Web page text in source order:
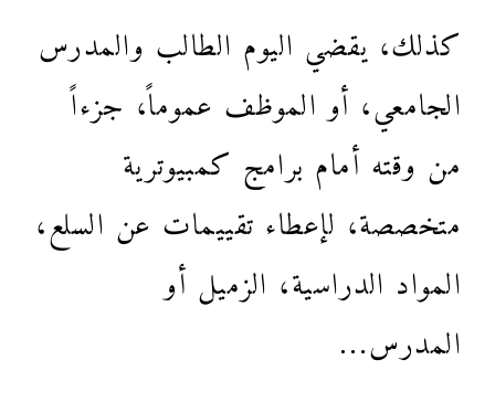
كذلك، يقضي اليوم الطالب والمدرس
الجامعي، أو الموظف عموماً، جزءاً
من وقته أمام برامج كمبيوترية
متخصصة، لإعطاء تقييمات عن السلع،
المواد الدراسية، الزميل أو
المدرس…